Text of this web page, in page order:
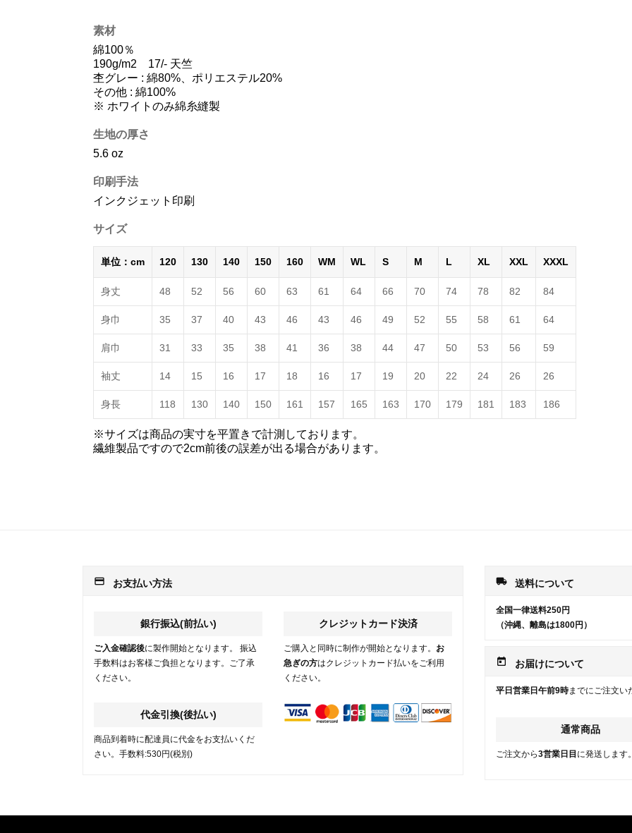
素材
綿100％
190g/m2 17/- 天竺
杢グレー : 綿80%、ポリエステル20%
その他 : 綿100%
※ ホワイトのみ綿糸縫製
生地の厚さ
5.6 oz
印刷手法
インクジェット印刷
サイズ
単位：cm 120 130 140 150 160 WM WL S M L XL XXL XXXL
身丈 48 52 56 60 63 61 64 66 70 74 78 82 84
身巾 35 37 40 43 46 43 46 49 52 55 58 61 64
肩巾 31 33 35 38 41 36 38 44 47 50 53 56 59
袖丈 14 15 16 17 18 16 17 19 20 22 24 26 26
身長 118 130 140 150 161 157 165 163 170 179 181 183 186
※サイズは商品の実寸を平置きで計測しております。
繊維製品ですので2cm前後の誤差が出る場合があります。
payment お支払い方法
銀行振込(前払い)
ご入金確認後に製作開始となります。 振込
手数料はお客様ご負担となります。ご了承
ください。
代金引換(後払い)
商品到着時に配達員に代金をお支払いくだ
さい。手数料:530円(税別)
クレジットカード決済
ご購入と同時に制作が開始となります。 お
急ぎの方はクレジットカード払いをご利用
ください。
local_shipping 送料について
全国一律送料250円
（沖縄、離島は1800円）
today お届けについて
平日営業日午前9時までにご注文い
通常商品
ご注文から3営業日目 に発送します。